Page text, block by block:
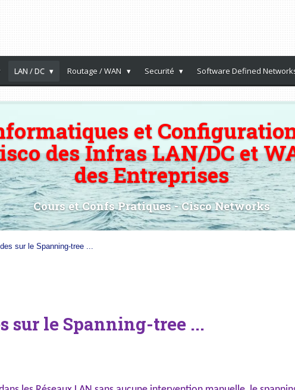
LAN / DC Routage / WAN Securité Software Defined
et
des Infras LAN/DC et
des Entreprises
Cours et Confs Pratiques - Cisco Networks
sur le Spanning-tree ...
sur le Spanning-tree ...